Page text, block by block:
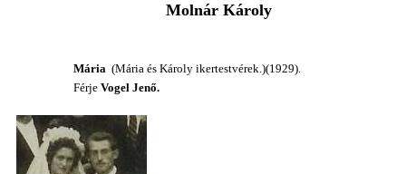
Molnár Károly
Mária (Mária és Károly ikertestvérek.)(1929).
Férje Vogel Jenő.